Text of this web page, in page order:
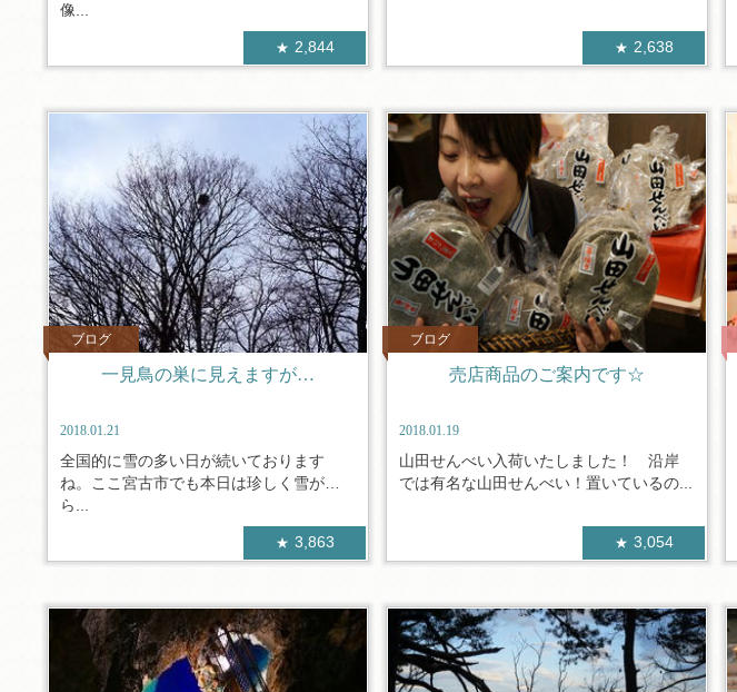
像...
2,844 2,638
ブログ
一見鳥の巣に見えますが…
2018.01.21
全国的に雪の多い日が続いております
ね。ここ宮古市でも本日は珍しく雪がぱ
ら...
3,863
ブログ
売店商品のご案内です☆
2018.01.19
山田せんべい入荷いたしました！ 沿岸
では有名な山田せんべい！置いているの...
3,054